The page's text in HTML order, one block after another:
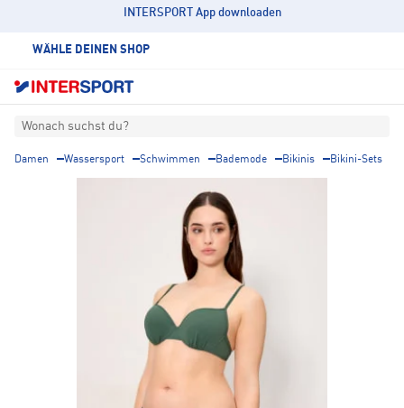
INTERSPORT App downloaden
WÄHLE DEINEN SHOP
Wonach suchst du?
Damen Wassersport Schwimmen Bademode Bikinis Bikini-Sets